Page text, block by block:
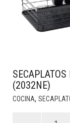
SECAPLATOS
(2032NE)
COCINA,